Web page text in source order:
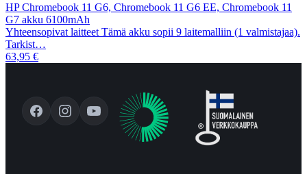
HP Chromebook 11 G6, Chromebook 11 G6 EE, Chromebook 11
G7 akku 6100mAh
Yhteensopivat laitteet Tämä akku sopii 9 laitemalliin (1 valmistajaa).
Tarkist…
63,95 €